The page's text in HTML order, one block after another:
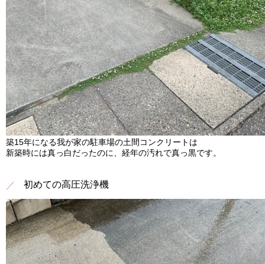
築15年になる我が家の駐車場の土間コンクリートは
新築時には真っ白だったのに、経年の汚れで真っ黒です。
初めての高圧洗浄機